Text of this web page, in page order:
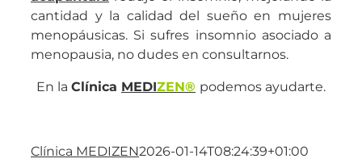
cantidad y la calidad del sueño en mujeres
menopáusicas. Si sufres insomnio asociado a
menopausia, no dudes en consultarnos.
En la Clínica MEDIZEN® podemos ayudarte.
Clínica MEDIZEN2026-01-14T08:24:39+01:00